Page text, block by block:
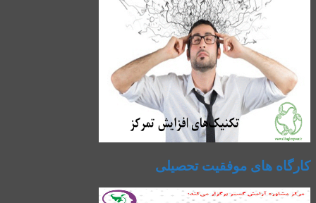
کارگاه های موفقیت تحصیلی